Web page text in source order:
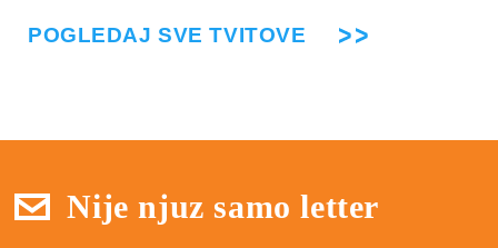
POGLEDAJ SVE TVITOVE
Nije njuz samo letter